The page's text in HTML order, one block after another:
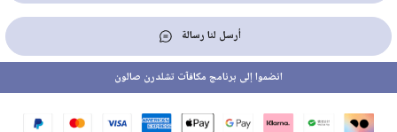
أرسل لنا رسالة
انضموا إلى برنامج مكافآت تشلدرن صالون